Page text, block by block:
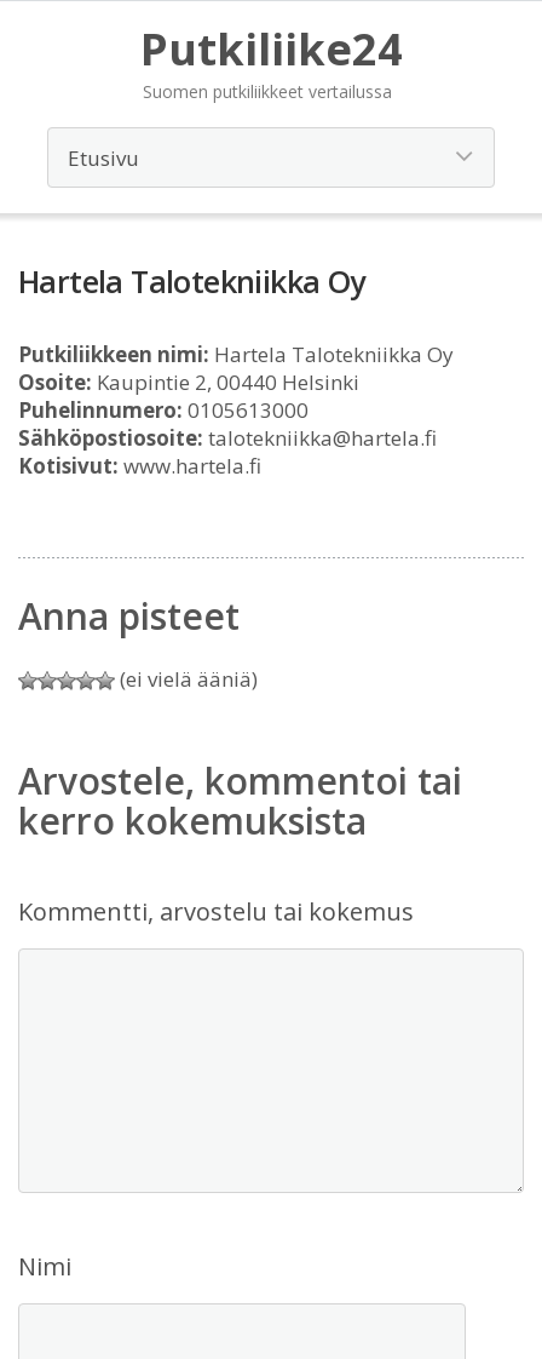
Putkiliike24
Suomen putkiliikkeet vertailussa
Hartela Talotekniikka Oy
Putkiliikkeen nimi: Hartela Talotekniikka Oy
Osoite: Kaupintie 2, 00440 Helsinki
Puhelinnumero: 0105613000
Sähköpostiosoite: talotekniikka@hartela.fi
Kotisivut: www.hartela.fi
Anna pisteet
(ei vielä ääniä)
Arvostele, kommentoi tai
kerro kokemuksista
Kommentti, arvostelu tai kokemus
Nimi